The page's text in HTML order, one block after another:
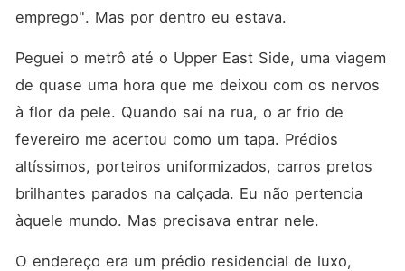
emprego". Mas por dentro eu estava.
Peguei o metrô até o Upper East Side, uma viagem
de quase uma hora que me deixou com os nervos
à flor da pele. Quando saí na rua, o ar frio de
fevereiro me acertou como um tapa. Prédios
altíssimos, porteiros uniformizados, carros pretos
brilhantes parados na calçada. Eu não pertencia
àquele mundo. Mas precisava entrar nele.
O endereço era um prédio residencial de luxo,